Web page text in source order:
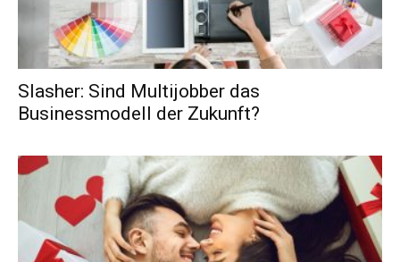
Slasher: Sind Multijobber das
Businessmodell der Zukunft?